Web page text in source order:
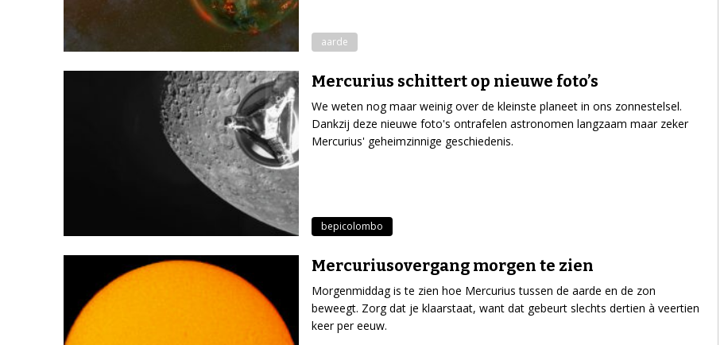
aarde
Mercurius schittert op nieuwe foto’s
We weten nog maar weinig over de kleinste planeet in ons zonnestelsel.
Dankzij deze nieuwe foto's ontrafelen astronomen langzaam maar zeker
Mercurius' geheimzinnige geschiedenis.
bepicolombo
Mercuriusovergang morgen te zien
Morgenmiddag is te zien hoe Mercurius tussen de aarde en de zon
beweegt. Zorg dat je klaarstaat, want dat gebeurt slechts dertien à veertien
keer per eeuw.